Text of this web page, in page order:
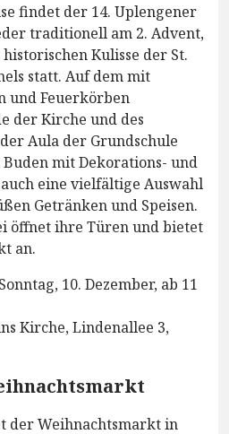
findet der 14. Uplengener
traditionell am 2. Advent,
Kulisse der St.
statt. Auf dem mit
und Feuerkörben
der Kirche und des
Aula der Grundschule
Buden mit Dekorations- und
eine vielfältige Auswahl
Getränken und Speisen.
öffnet ihre Türen und bietet
an.
Sonntag, 10. Dezember, ab 11
Kirche, Lindenallee 3,
der Weihnachtsmarkt in